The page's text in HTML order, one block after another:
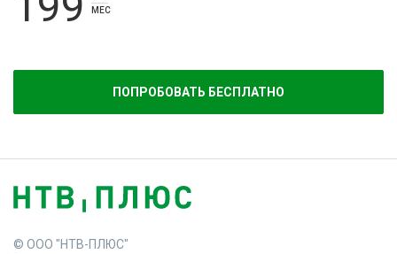
МЕС
ПОПРОБОВАТЬ БЕСПЛАТНО
© ООО "НТВ-ПЛЮС"